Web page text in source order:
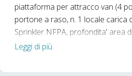
piattaforma per attracco van (4
portone a raso, n. 1 locale carica
Sprinkler NFPA, profondita' area
Energetica: In fase di definizione.
re.it --- annuncio pubblicato con
Leggi di più